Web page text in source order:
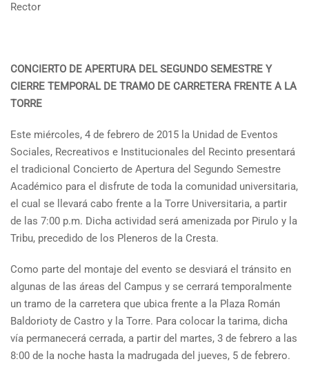
Rector
CONCIERTO DE APERTURA DEL SEGUNDO SEMESTRE Y
CIERRE TEMPORAL DE TRAMO DE CARRETERA FRENTE A LA
TORRE
Este miércoles, 4 de febrero de 2015 la Unidad de Eventos
Sociales, Recreativos e Institucionales del Recinto presentará
el tradicional Concierto de Apertura del Segundo Semestre
Académico para el disfrute de toda la comunidad universitaria,
el cual se llevará cabo frente a la Torre Universitaria, a partir
de las 7:00 p.m. Dicha actividad será amenizada por Pirulo y la
Tribu, precedido de los Pleneros de la Cresta.
Como parte del montaje del evento se desviará el tránsito en
algunas de las áreas del Campus y se cerrará temporalmente
un tramo de la carretera que ubica frente a la Plaza Román
Baldorioty de Castro y la Torre. Para colocar la tarima, dicha
vía permanecerá cerrada, a partir del martes, 3 de febrero a las
8:00 de la noche hasta la madrugada del jueves, 5 de febrero.